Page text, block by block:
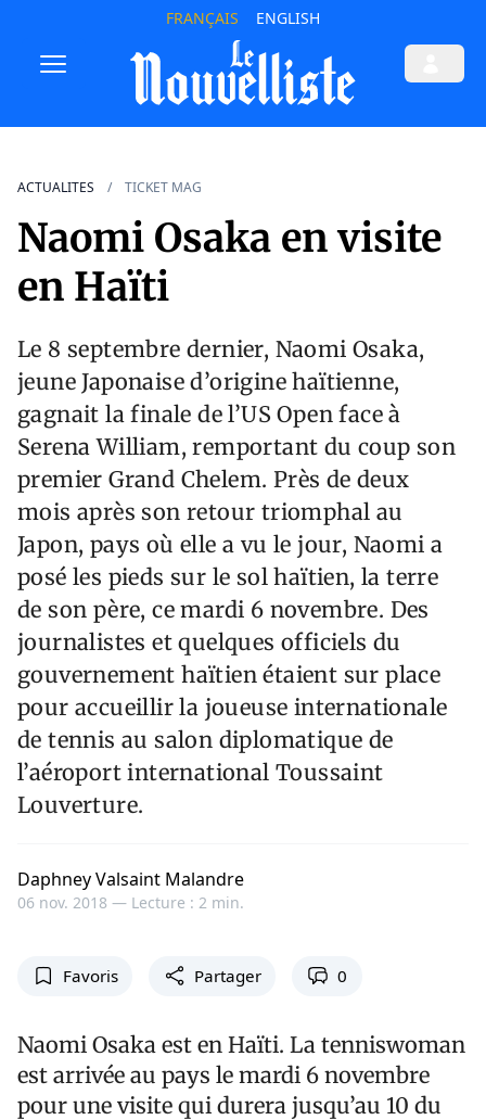
FRANÇAIS ENGLISH
ACTUALITES TICKET MAG
Naomi Osaka en visite
en Haïti
Le 8 septembre dernier, Naomi Osaka,
jeune Japonaise d’origine haïtienne,
gagnait la finale de l’US Open face à
Serena William, remportant du coup son
premier Grand Chelem. Près de deux
mois après son retour triomphal au
Japon, pays où elle a vu le jour, Naomi a
posé les pieds sur le sol haïtien, la terre
de son père, ce mardi 6 novembre. Des
journalistes et quelques officiels du
gouvernement haïtien étaient sur place
pour accueillir la joueuse internationale
de tennis au salon diplomatique de
l’aéroport international Toussaint
Louverture.
Daphney Valsaint Malandre
06 nov. 2018 — Lecture : 2 min.
Favoris Partager 0
Naomi Osaka est en Haïti. La tenniswoman
est arrivée au pays le mardi 6 novembre
pour une visite qui durera jusqu’au 10 du